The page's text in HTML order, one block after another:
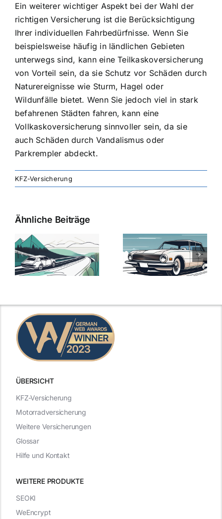
Ein weiterer wichtiger Aspekt bei der Wahl der
richtigen Versicherung ist die Berücksichtigung
Ihrer individuellen Fahrbedürfnisse. Wenn Sie
beispielsweise häufig in ländlichen Gebieten
unterwegs sind, kann eine Teilkaskoversicherung
von Vorteil sein, da sie Schutz vor Schäden durch
Naturereignisse wie Sturm, Hagel oder
Wildunfälle bietet. Wenn Sie jedoch viel in stark
befahrenen Städten fahren, kann eine
Vollkaskoversicherung sinnvoller sein, da sie
auch Schäden durch Vandalismus oder
Parkrempler abdeckt.
KFZ-Versicherung
Ähnliche Beiträge
Versicherung:
Günstige Kfz-
Versicherungstarife
mit Top-
Kfz-
Die besten
Angebote im
ÜBERSICHT
WEITERE PRODUKTE
KFZ-Versicherung
Motorradversicherung
Weitere Versicherungen
Glossar
Hilfe und Kontakt
SEOKI
WeEncrypt